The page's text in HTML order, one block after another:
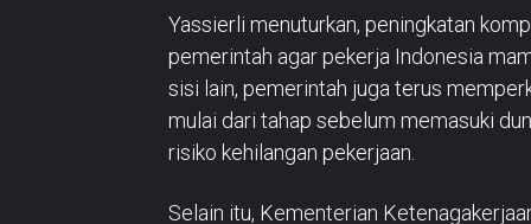
Yassierli menuturkan, peningkatan
pemerintah agar pekerja Indonesia
sisi lain, pemerintah juga terus
mulai dari tahap sebelum memasuki
risiko kehilangan pekerjaan.
Selain itu, Kementerian